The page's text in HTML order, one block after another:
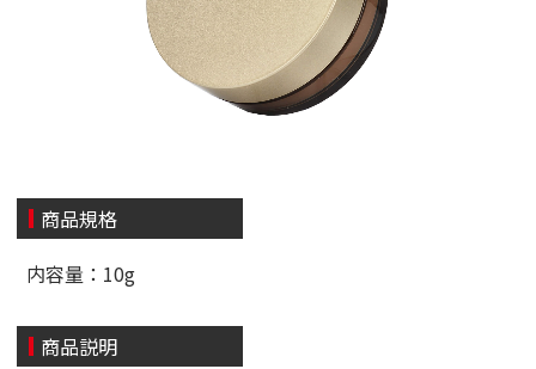
商品規格
内容量：10g
商品説明